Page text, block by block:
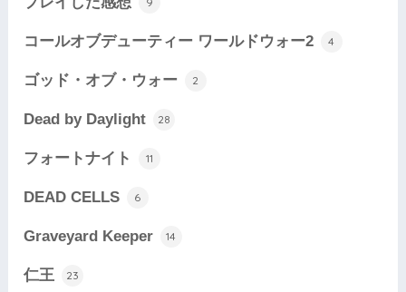
コールオブデューティー ワールドウォー2 4
ゴッド・オブ・ウォー 2
Dead by Daylight 28
フォートナイト 11
DEAD CELLS 6
Graveyard Keeper 14
仁王 23